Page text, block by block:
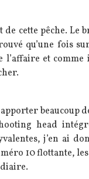
cette pêche. Le
qu’une fois
et
beaucoup
head
j’en ai
10 flottante,